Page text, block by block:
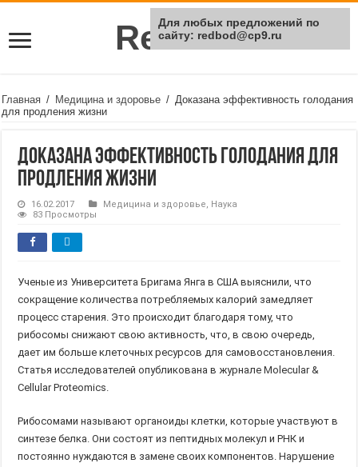
Rei Red
Главная / Медицина и здоровье / Доказана эффективность голодания
для продления жизни
Доказана эффективность голодания для
продления жизни
16.02.2017 Медицина и здоровье, Наука
83 Просмотры
Ученые из Университета Бригама Янга в США выяснили, что
сокращение количества потребляемых калорий замедляет
процесс старения. Это происходит благодаря тому, что
рибосомы снижают свою активность, что, в свою очередь,
дает им больше клеточных ресурсов для самовосстановления.
Статья исследователей опубликована в журнале Molecular &
Cellular Proteomics.
Рибосомами называют органоиды клетки, которые участвуют в
синтезе белка. Они состоят из пептидных молекул и РНК и
постоянно нуждаются в замене своих компонентов. Нарушение
Для любых предложений по
сайту: redbod@cp9.ru